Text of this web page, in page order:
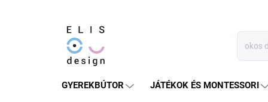
GYEREKBÚTOR JÁTÉKOK ÉS MONTESSORI